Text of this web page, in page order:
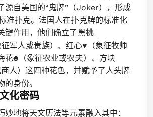
源自美国的“鬼牌”（Joker），形成
准扑克。法国人在扑克牌的标准化
键作用，他们确立了黑桃
征军人或贵族）、红心♥ （象征牧师
花♣ （象征农业或农夫）、方块
商人）这四种花色，并赋予了人头牌
的身份。
化密码
妙地将天文历法等元素融入其中：